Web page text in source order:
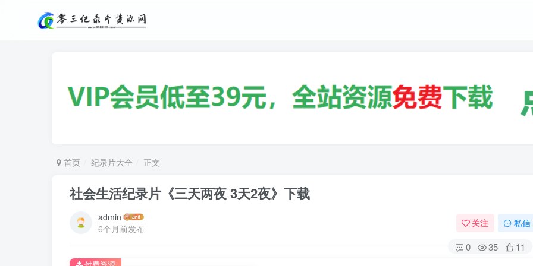
首页 纪录片大全 正文
社会生活纪录片《三天两夜 3天2夜》下载
admin
6个月前发布
关注 私信
0 35 11